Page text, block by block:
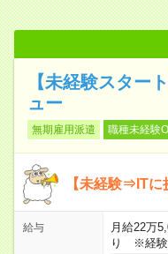
【未経験スター
ュー
無期雇用派遣 職種未経験
【未経験⇒ITに
給与
月給22万
り ※経験